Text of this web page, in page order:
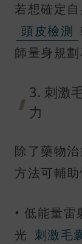
若想確定
頭皮檢測
師量身規劃
3. 刺激
力
除了藥物
方法可輔
• 低能量雷
光 刺激毛